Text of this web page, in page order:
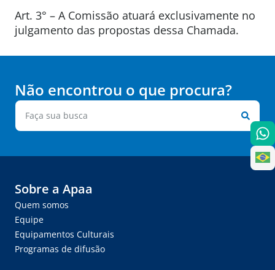
Art. 3° – A Comissão atuará exclusivamente no
julgamento das propostas dessa Chamada.
Não encontrou o que procura?
Sobre a Apaa
Quem somos
Equipe
Equipamentos Culturais
Programas de difusão